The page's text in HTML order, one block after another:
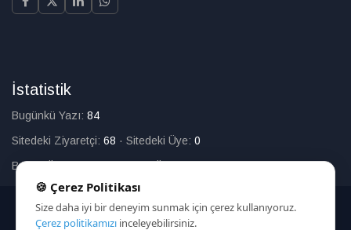
İstatistik
Bugünkü Yazı: 84
Sitedeki Ziyaretçi: 68 · Sitedeki Üye: 0
Bugün Üye Olan:0·Toplam Üye:226
© 2025
🍪 Çerez Politikası
Size daha iyi bir deneyim sunmak için çerez kullanıyoruz.
Çerez politikamızı inceleyebilirsiniz.